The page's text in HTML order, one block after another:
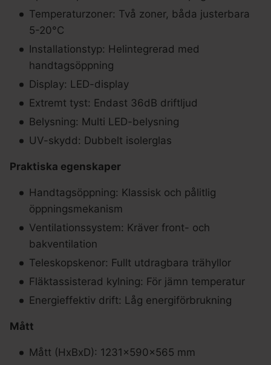
Temperaturzoner: Två zoner, båda justerbara
5-20°C
Installationstyp: Helintegrerad med
handtagsöppning
Display: LED-display
Extremt tyst: Endast 36dB driftljud
Belysning: Multi LED-belysning
UV-skydd: Dubbelt isolerglas
Praktiska egenskaper
Handtagsöppning: Klassisk och pålitlig
öppningsmekanism
Ventilationssystem: Kräver front- och
bakventilation
Teleskopskenor: Fullt utdragbara trähyllor
Fläktassisterad kylning: För jämn temperatur
Energieffektiv drift: Låg energiförbrukning
Mått
Mått (HxBxD): 1231x590x565 mm